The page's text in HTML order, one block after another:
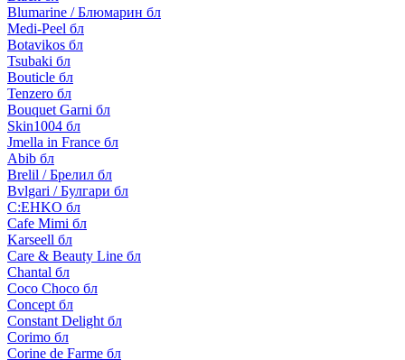
Blumarine / Блюмарин бл
Medi-Peel бл
Botavikos бл
Tsubaki бл
Bouticle бл
Tenzero бл
Bouquet Garni бл
Skin1004 бл
Jmella in France бл
Abib бл
Brelil / Брелил бл
Bvlgari / Булгари бл
C:EHKO бл
Cafe Mimi бл
Karseell бл
Care & Beauty Line бл
Chantal бл
Coco Choco бл
Concept бл
Constant Delight бл
Corimo бл
Corine de Farme бл